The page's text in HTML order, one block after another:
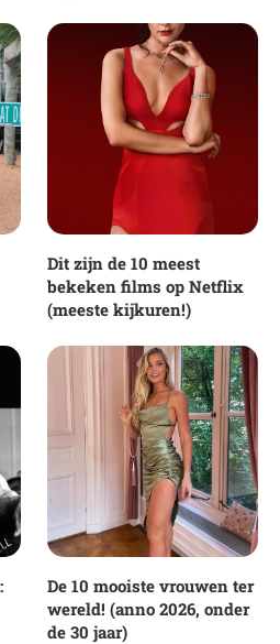
Dit zijn de 10 meest
bekeken films op Netflix
(meeste kijkuren!)
De 10 mooiste vrouwen ter
wereld! (anno 2026, onder
de 30 jaar)